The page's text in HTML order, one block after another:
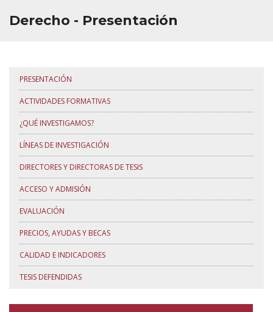
Derecho - Presentación
PRESENTACIÓN
ACTIVIDADES FORMATIVAS
¿QUÉ INVESTIGAMOS?
LÍNEAS DE INVESTIGACIÓN
DIRECTORES Y DIRECTORAS DE TESIS
ACCESO Y ADMISIÓN
EVALUACIÓN
PRECIOS, AYUDAS Y BECAS
CALIDAD E INDICADORES
TESIS DEFENDIDAS